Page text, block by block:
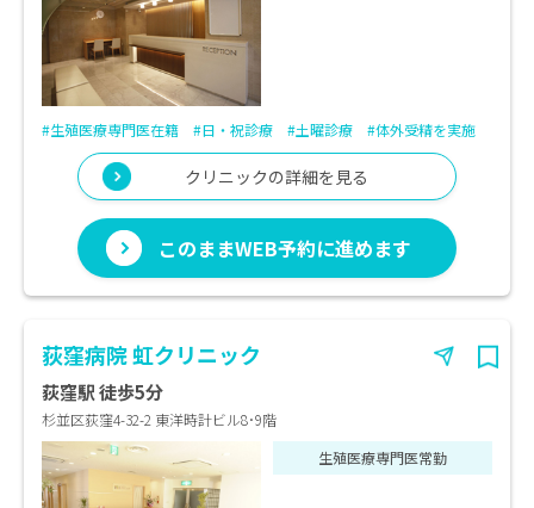
#生殖医療専門医在籍 #日・祝診療 #土曜診療 #体外受精を実施
クリニックの詳細を見る
このままWEB予約に進めます
荻窪病院 虹クリニック
荻窪駅 徒歩5分
杉並区荻窪4-32-2 東洋時計ビル8･9階
生殖医療専門医常勤